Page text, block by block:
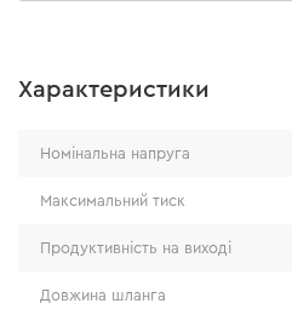
Характеристики
Номінальна напруга
Максимальний тиск
Продуктивність на виході
Довжина шланга